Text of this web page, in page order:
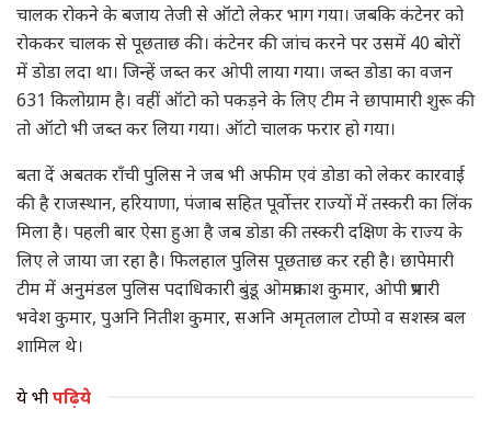
चालक रोकने के बजाय तेजी से ऑटो लेकर भाग गया। जबकि कंटेनर को
रोककर चालक से पूछताछ की। कंटेनर की जांच करने पर उसमें 40 बोरों
में डोडा लदा था। जिन्हें जब्त कर ओपी लाया गया। जब्त डोडा का वजन
631 किलोग्राम है। वहीं ऑटो को पकड़ने के लिए टीम ने छापामारी शुरू की
तो ऑटो भी जब्त कर लिया गया। ऑटो चालक फरार हो गया।
बता दें अबतक राँची पुलिस ने जब भी अफीम एवं डोडा को लेकर कारवाई
की है राजस्थान, हरियाणा, पंजाब सहित पूर्वोत्तर राज्यों में तस्करी का लिंक
मिला है। पहली बार ऐसा हुआ है जब डोडा की तस्करी दक्षिण के राज्य के
लिए ले जाया जा रहा है। फिलहाल पुलिस पूछताछ कर रही है। छापेमारी
टीम में अनुमंडल पुलिस पदाधिकारी बुंडू ओमप्रकाश कुमार, ओपी प्रभारी
भवेश कुमार, पुअनि नितीश कुमार, सअनि अमृतलाल टोप्पो व सशस्त्र बल
शामिल थे।
ये भीपढ़िये